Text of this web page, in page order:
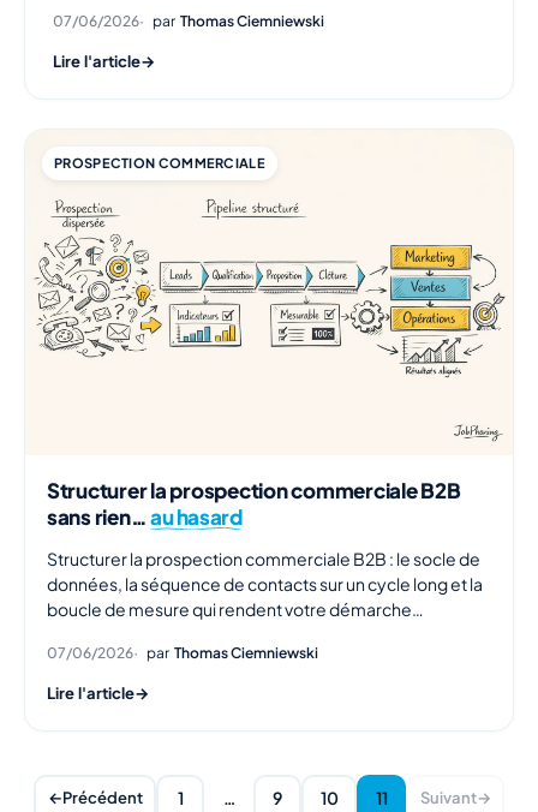
07/06/2026 par Thomas Ciemniewski
Lire l'article→
PROSPECTION COMMERCIALE
Structurer la prospection commerciale B2B
sans rien…au hasard
Structurer la prospection commerciale B2B : le socle de
données, la séquence de contacts sur un cycle long et la
boucle de mesure qui rendent votre démarche
07/06/2026 par Thomas Ciemniewski
Lire l'article→
←Précédent 1 … 9 10 11 Suivant→